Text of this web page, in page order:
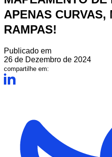
APENAS CURVAS,
RAMPAS!
Publicado em
26 de Dezembro de 2024
compartilhe em: